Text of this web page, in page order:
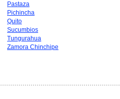
Pastaza
Pichincha
Quito
Sucumbios
Tungurahua
Zamora Chinchipe